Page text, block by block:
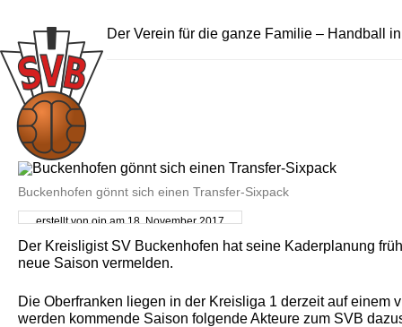
Der Verein für die ganze Familie – Handball
Buckenhofen gönnt sich einen Transfer-Sixpack
erstellt von oip am 18. November 2017
Der Kreisligist SV Buckenhofen hat seine Kaderplanung
neue Saison vermelden.
Die Oberfranken liegen in der Kreisliga 1 derzeit auf
werden kommende Saison folgende Akteure zum SVB